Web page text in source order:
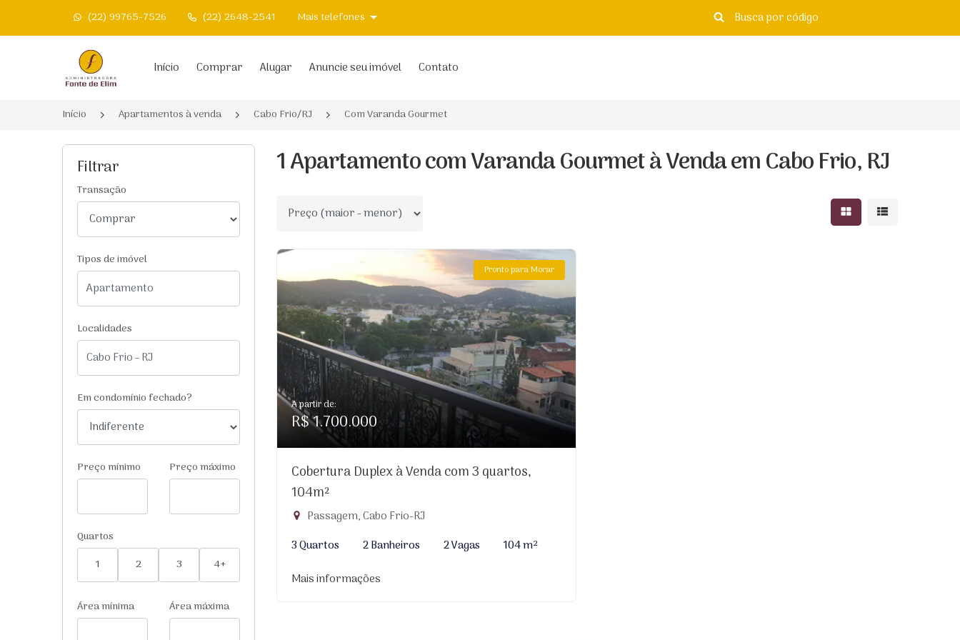
(22) 99765-7526 (22) 2648-2541 Mais telefones
Página inicial Início Comprar Alugar Anuncie seu imóvel Contato
Início Apartamentos à venda Cabo Frio/RJ Com Varanda Gourmet
Filtrar
Transação
Tipos de imóvel
Localidades
Em condomínio fechado?
Preço mínimo Preço máximo
Quartos
1
2 3 4+
Área mínima Área máxima
1 Apartamento com Varanda Gourmet à Venda em Cabo Frio, RJ
Ordenar por Mostrar resultados
Mostrar
Pronto para Morar
A partir de:
R$ 1.700.000
Cobertura Duplex à Venda com 3 quartos,
104m²
Passagem, Cabo Frio-RJ
3 Quartos
2 Banheiros 2 Vagas
104 m²
Mais informações